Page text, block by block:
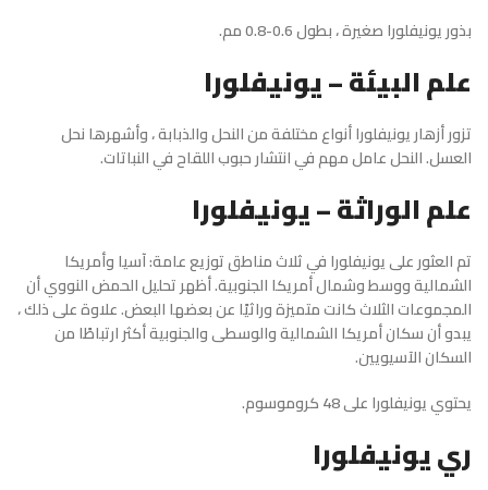
بذور يونيفلورا صغيرة ، بطول 0.6-0.8 مم.
علم البيئة – يونيفلورا
تزور أزهار يونيفلورا أنواع مختلفة من النحل والذبابة ، وأشهرها نحل
العسل. النحل عامل مهم في انتشار حبوب اللقاح في النباتات.
علم الوراثة – يونيفلورا
تم العثور على يونيفلورا في ثلاث مناطق توزيع عامة: آسيا وأمريكا
الشمالية ووسط وشمال أمريكا الجنوبية. أظهر تحليل الحمض النووي أن
المجموعات الثلاث كانت متميزة وراثيًا عن بعضها البعض. علاوة على ذلك ،
يبدو أن سكان أمريكا الشمالية والوسطى والجنوبية أكثر ارتباطًا من
السكان الآسيويين.
يحتوي يونيفلورا على 48 كروموسوم.
ري يونيفلورا